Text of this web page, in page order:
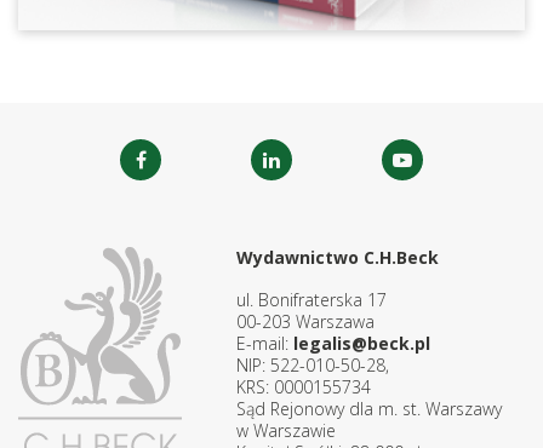
Wydawnictwo C.H.Beck
ul. Bonifraterska 17
00-203 Warszawa
E-mail: legalis@beck.pl
NIP: 522-010-50-28,
KRS: 0000155734
Sąd Rejonowy dla m. st. Warszawy
w Warszawie